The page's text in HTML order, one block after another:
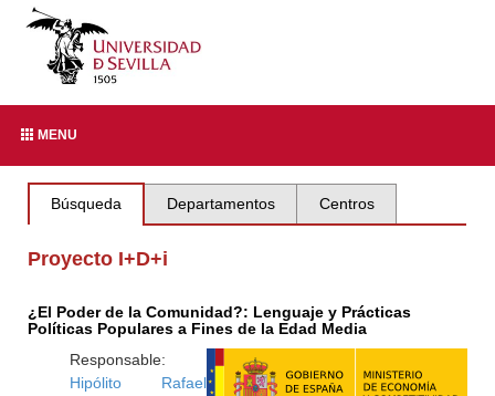
MENU
Búsqueda Departamentos Centros
Proyecto I+D+i
¿El Poder de la Comunidad?: Lenguaje y Prácticas
Políticas Populares a Fines de la Edad Media
Responsable:
Hipólito Rafael